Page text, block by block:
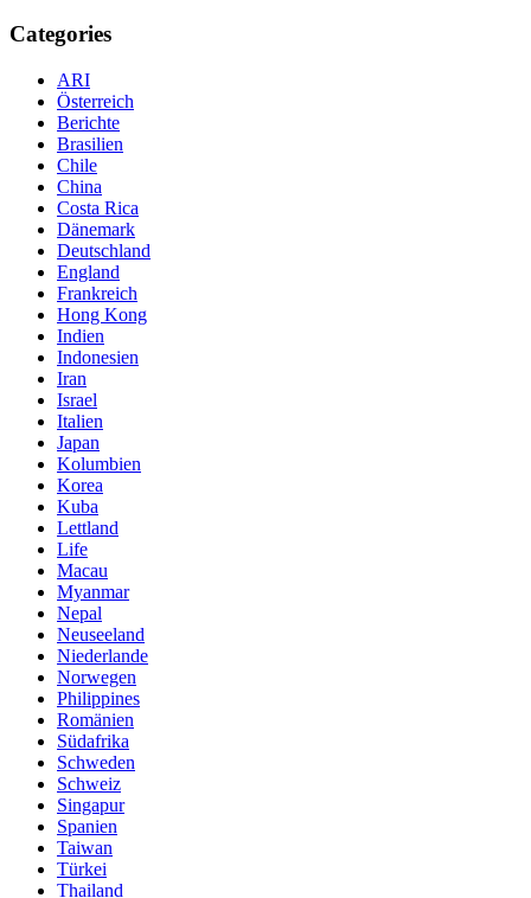
Categories
ARI
Österreich
Berichte
Brasilien
Chile
China
Costa Rica
Dänemark
Deutschland
England
Frankreich
Hong Kong
Indien
Indonesien
Iran
Israel
Italien
Japan
Kolumbien
Korea
Kuba
Lettland
Life
Macau
Myanmar
Nepal
Neuseeland
Niederlande
Norwegen
Philippines
Romänien
Südafrika
Schweden
Schweiz
Singapur
Spanien
Taiwan
Türkei
Thailand